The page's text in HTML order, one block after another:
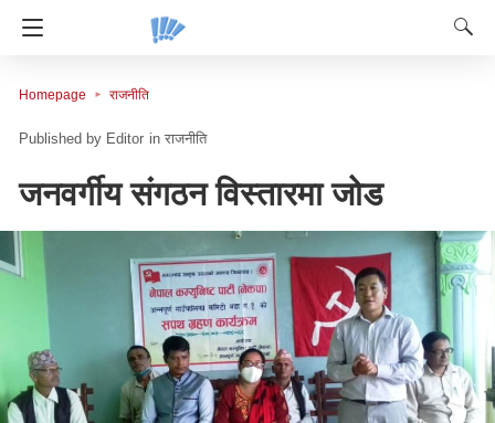
Homepage राजनीति
Editor in राजनीति
जनवर्गीय संगठन विस्तारमा जोड